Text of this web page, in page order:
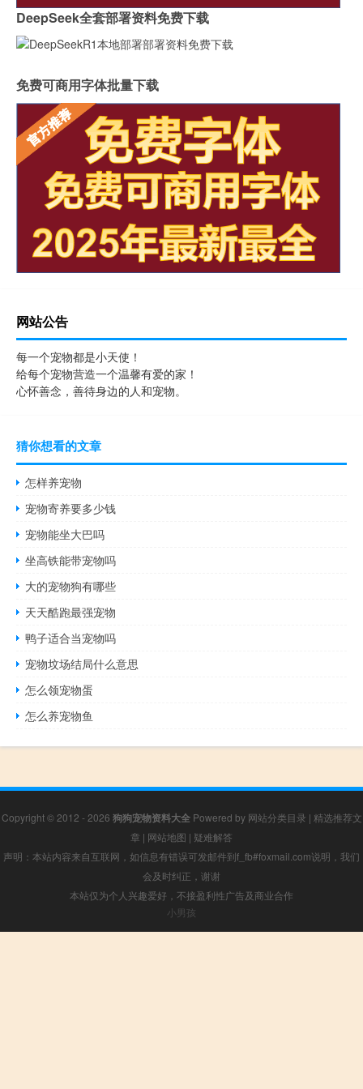
DeepSeek全套部署资料免费下载
免费可商用字体批量下载
网站公告
每一个宠物都是小天使！
给每个宠物营造一个温馨有爱的家！
心怀善念，善待身边的人和宠物。
猜你想看的文章
怎样养宠物
宠物寄养要多少钱
宠物能坐大巴吗
坐高铁能带宠物吗
大的宠物狗有哪些
天天酷跑最强宠物
鸭子适合当宠物吗
宠物坟场结局什么意思
怎么领宠物蛋
怎么养宠物鱼
Copyright © 2012 - 2026 狗狗宠物资料大全Powered by 网站分类目录 | 精选推荐文
章 | 网站地图 | 疑难解答
声明：本站内容来自互联网，如信息有错误可发邮件到f_fb#foxmail.com说明，我们
会及时纠正，谢谢
本站仅为个人兴趣爱好，不接盈利性广告及商业合作
小男孩